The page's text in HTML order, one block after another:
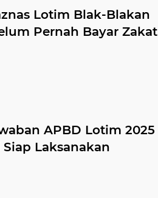
Lotim Blak-Blakan
Pernah Bayar Zakat
APBD Lotim 2025
Laksanakan